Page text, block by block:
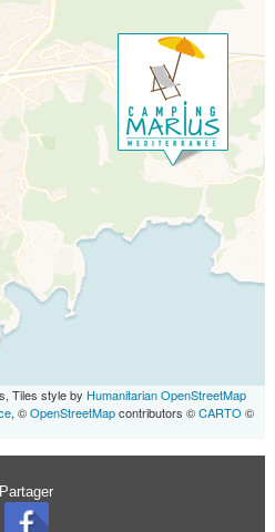
Tiles style by Humanitarian OpenStreetMap
, ©OpenStreetMapcontributors ©CARTO ©
Partager